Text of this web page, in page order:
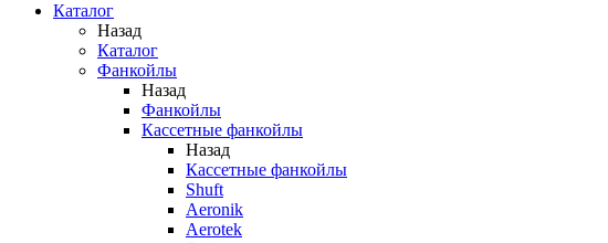
Каталог
Назад
Каталог
Фанкойлы
Назад
Фанкойлы
Кассетные фанкойлы
Назад
Кассетные фанкойлы
Shuft
Aeronik
Aerotek